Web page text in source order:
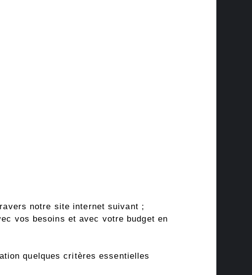
notre site internet suivant ;
vos besoins et avec votre budget en
quelques critères essentielles